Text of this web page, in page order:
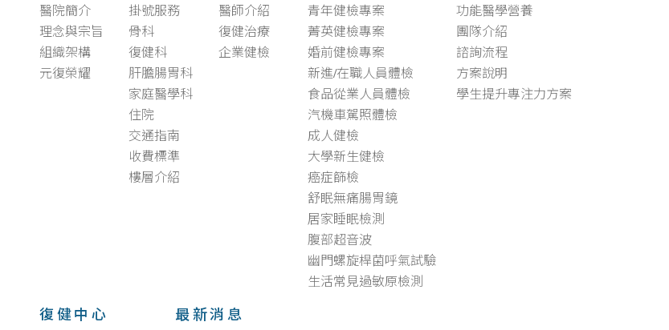
醫院簡介
理念與宗旨
組織架構
元復榮耀
掛號服務
骨科
復健科
肝膽腸胃科
家庭醫學科
住院
交通指南
收費標準
樓層介紹
醫師介紹
復健治療
企業健檢
青年健檢專案
菁英健檢專案
婚前健檢專案
新進/在職人員體檢
食品從業人員體檢
汽機車駕照體檢
成人健檢
大學新生健檢
癌症篩檢
舒眠無痛腸胃鏡
居家睡眠檢測
腹部超音波
幽門螺旋桿菌呼氣試驗
生活常見過敏原檢測
功能醫學營養
團隊介紹
諮詢流程
方案說明
學生提升專注力方案
復健中心 最新消息